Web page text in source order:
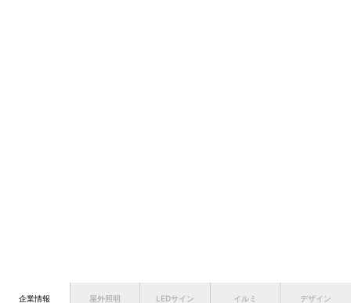
企業情報 屋外照明 LEDサイン
イルミ
デザイン